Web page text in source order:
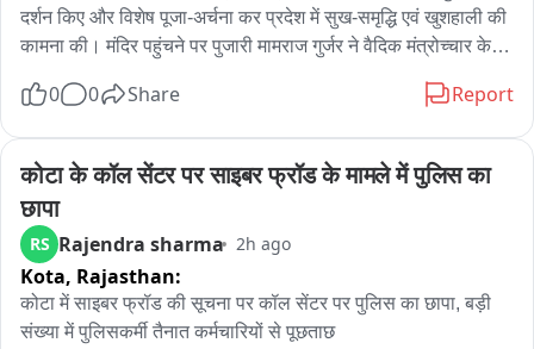
दर्शन किए और विशेष पूजा-अर्चना कर प्रदेश में सुख-समृद्धि एवं खुशहाली की
कामना की। मंदिर पहुंचने पर पुजारी मामराज गुर्जर ने वैदिक मंत्रोच्चार के
कर क्षेत्र की सुख-शांति एवं समृद्धि की कामना की। पूजा के बाद मंदिर
बता दें कि उमेश राय खाटूश्यामजी में बाबा श्याम के दर्शन करने के बाद
सपरिवार रींगस स्थित भैरु बाबा के दरबार में पहुंचे थे। इस दौरान भाजपा
नेता विष्णु चेतानी सहित अनेक भाजपा पदाधिकारी एवं कार्यकर्ता मौजूद रहे।
भाजपा पदाधिकारियों ने राज्य मंत्री का स्वागत किया और मंदिर की धार्मिक
एवं ऐतिहासिक महत्ता से भी अवगत करवाया。
0 0 Share Report
कोटा के कॉल सेंटर पर साइबर फ्रॉड के मामले में पुलिस का
छापा
RS Rajendra sharma 2h ago
Kota, Rajasthan:
कोटा में साइबर फ्रॉड की सूचना पर कॉल सेंटर पर पुलिस का छापा, बड़ी
संख्या में पुलिसकर्मी तैनात कर्मचारियों से पूछताछ